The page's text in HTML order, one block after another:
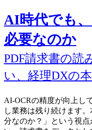
AI時代でも
必要なのか
PDF請求書の読
い、経理DXの
AI-OCRの精度が向上し
し業務は残り続けます
分なのか？」という視